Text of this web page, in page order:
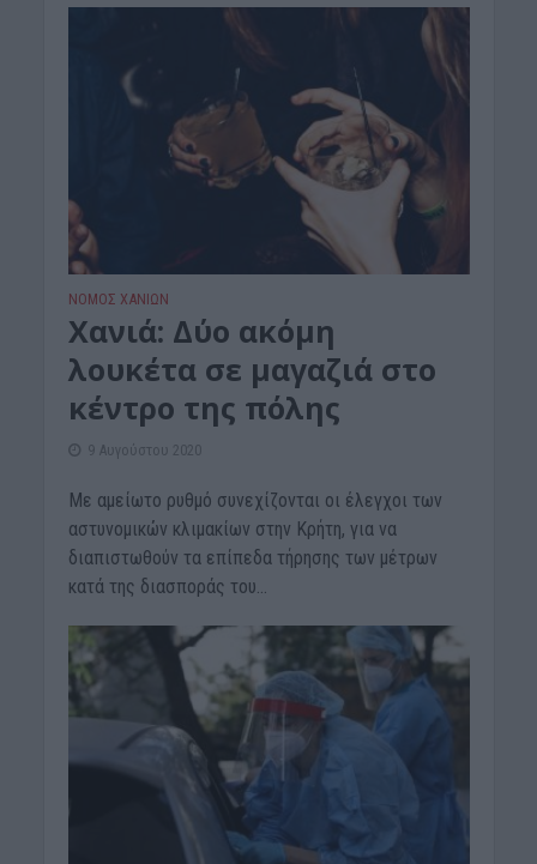
ΝΟΜΌΣ ΧΑΝΊΩΝ
Xανιά: Δύο ακόμη
λουκέτα σε μαγαζιά στο
κέντρο της πόλης
9 Αυγούστου 2020
Με αμείωτο ρυθμό συνεχίζονται οι έλεγχοι των
αστυνομικών κλιμακίων στην Κρήτη, για να
διαπιστωθούν τα επίπεδα τήρησης των μέτρων
κατά της διασποράς του...